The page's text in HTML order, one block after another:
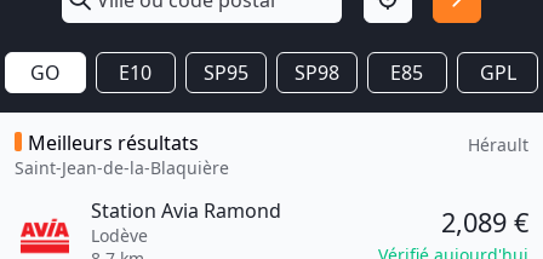
GO E10 SP95 SP98 E85 GPL
Meilleurs résultats
Saint-Jean-de-la-Blaquière
Hérault
Station Avia Ramond
Lodève
2,089 €